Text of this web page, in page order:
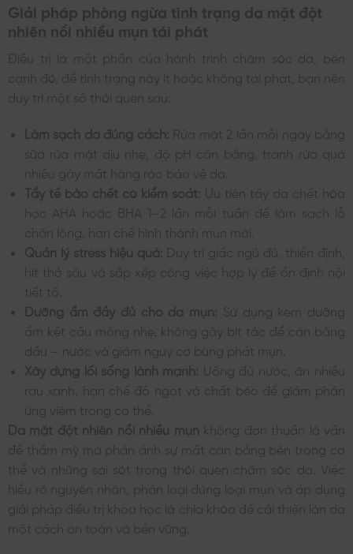
Giải pháp phòng ngừa tình trạng da mặt đột
nhiên nổi nhiều mụn tái phát
Điều trị là một phần của hành trình chăm sóc da, bên
cạnh đó, để tình trạng này ít hoặc không tái phát, bạn nên
duy trì một số thói quen sau:
Làm sạch da đúng cách: Rửa mặt 2 lần mỗi ngày bằng
sữa rửa mặt dịu nhẹ, độ pH cân bằng, tránh rửa quá
nhiều gây mất hàng rào bảo vệ da.
Tẩy tế bào chết có kiểm soát:
Ưu tiên tẩy da chết hóa
học AHA hoặc BHA 1–2 lần mỗi tuần để làm sạch lỗ
chân lông, hạn chế hình thành mụn mới.
Quản lý stress hiệu quả: Duy trì giấc ngủ đủ, thiền định,
hít thở sâu và sắp xếp công việc hợp lý để ổn định nội
tiết tố.
Dưỡng ẩm đầy đủ cho da mụn:
Sử dụng kem dưỡng
ẩm kết cấu mỏng nhẹ, không gây bít tắc để cân bằng
dầu – nước và giảm nguy cơ bùng phát mụn.
Xây dựng lối sống lành mạnh:
Uống đủ nước, ăn nhiều
rau xanh, hạn chế đồ ngọt và chất béo để giảm phản
ứng viêm trong cơ thể.
Da mặt đột nhiên nổi nhiều mụn
không đơn thuần là vấn
đề thẩm mỹ mà phản ánh sự mất cân bằng bên trong cơ
thể và những sai sót trong thói quen chăm sóc da. Việc
hiểu rõ nguyên nhân, phân loại đúng loại mụn và áp dụng
giải pháp điều trị khoa học là chìa khóa để cải thiện làn da
một cách an toàn và bền vững.